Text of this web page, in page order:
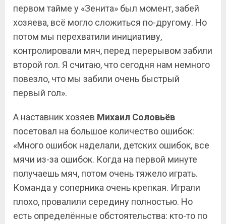
первом тайме у «Зенита» был момент, забей
хозяева, всё могло сложиться по-другому. Но
потом мы перехватили инициативу,
контролировали мяч, перед перерывом забили
второй гол. Я считаю, что сегодня нам немного
повезло, что мы забили очень быстрый
первый гол».
А наставник хозяев Михаил Соловьёв
посетовал на большое количество ошибок:
«Много ошибок наделали, детских ошибок, все
мячи из-за ошибок. Когда на первой минуте
получаешь мяч, потом очень тяжело играть.
Команда у соперника очень крепкая. Играли
плохо, провалили середину полностью. Но
есть определённые обстоятельства: кто-то по